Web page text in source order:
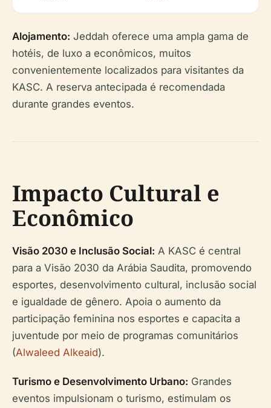
Alojamento: Jeddah oferece uma ampla gama de
hotéis, de luxo a econômicos, muitos
convenientemente localizados para visitantes da
KASC. A reserva antecipada é recomendada
durante grandes eventos.
Impacto Cultural e
Econômico
Visão 2030 e Inclusão Social: A KASC é central
para a Visão 2030 da Arábia Saudita, promovendo
esportes, desenvolvimento cultural, inclusão social
e igualdade de gênero. Apoia o aumento da
participação feminina nos esportes e capacita a
juventude por meio de programas comunitários
(Alwaleed Alkeaid).
Turismo e Desenvolvimento Urbano: Grandes
eventos impulsionam o turismo, estimulam os